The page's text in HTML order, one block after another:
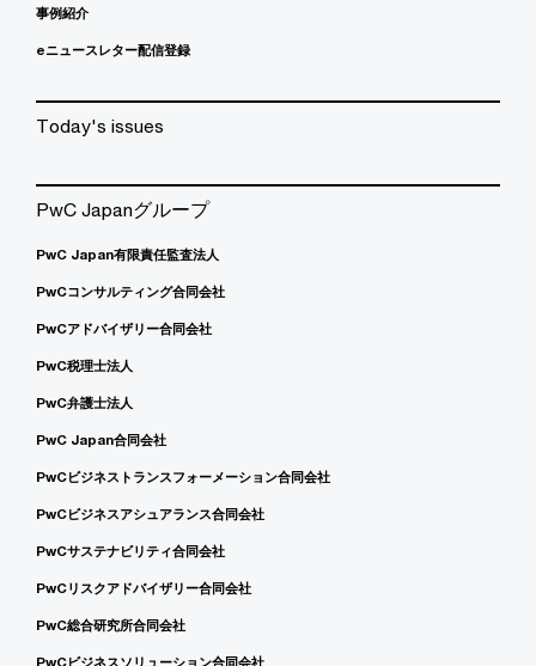
事例紹介
eニュースレター配信登録
Today's issues
PwC Japanグループ
PwC Japan有限責任監査法人
PwCコンサルティング合同会社
PwCアドバイザリー合同会社
PwC税理士法人
PwC弁護士法人
PwC Japan合同会社
PwCビジネストランスフォーメーション合同会社
PwCビジネスアシュアランス合同会社
PwCサステナビリティ合同会社
PwCリスクアドバイザリー合同会社
PwC総合研究所合同会社
PwCビジネスソリューション合同会社